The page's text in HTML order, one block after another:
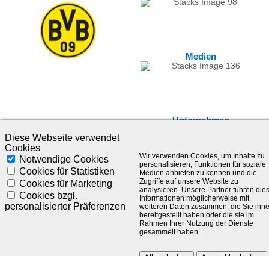
Medien
Unternehmen
©1985-2025 - SLC Management GmbH |Impressum
Visionär. Kompetent. Leidenschaftlich.
Diese Webseite verwendet
Cookies
Notwendige Cookies
Cookies für Statistiken
Cookies für Marketing
Cookies bzgl.
personalisierter Präferenzen
Wir verwenden Cookies, um Inhalte zu
personalisieren, Funktionen für soziale
Medien anbieten zu können und die
Zugriffe auf unsere Website zu
analysieren. Unsere Partner führen
Informationen möglicherweise mit
weiteren Daten zusammen, die Sie
bereitgestellt haben oder die sie im
Rahmen Ihrer Nutzung der Dienste
gesammelt haben.